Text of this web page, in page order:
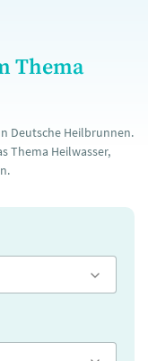
Thema
Deutsche Heilbrunnen.
Thema Heilwasser,